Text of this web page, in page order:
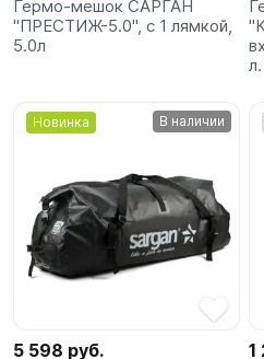
Гермо-мешок САРГАН
"ПРЕСТИЖ-5.0", с 1 лямкой,
5.0л
Новинка В наличии
5 598 руб. 1